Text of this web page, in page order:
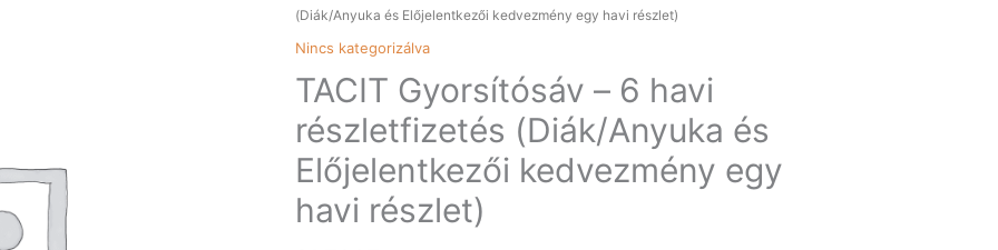
(Diák/Anyuka és Előjelentkezői kedvezmény egy havi részlet)
Nincs kategorizálva
TACIT Gyorsítósáv – 6 havi
részletfizetés (Diák/Anyuka és
Előjelentkezői kedvezmény egy
havi részlet)
Gyorsítósáv
–
havi
részletfizetés
(Diák/Anyuka
és
Előjelentkezői
kedvezmény